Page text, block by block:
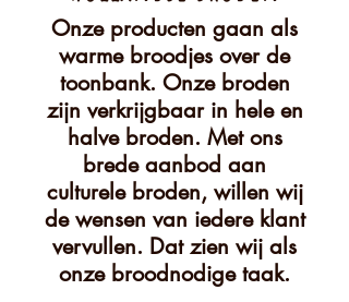
Onze producten gaan als
warme broodjes over de
toonbank. Onze broden
zijn verkrijgbaar in hele en
halve broden. Met ons
brede aanbod aan
culturele broden, willen wij
de wensen van iedere klant
vervullen. Dat zien wij als
onze broodnodige taak.